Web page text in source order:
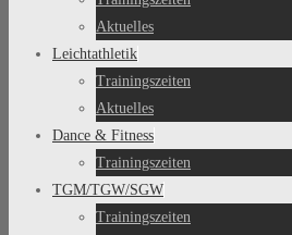
Aktuelles
Leichtathletik
Trainingszeiten
Aktuelles
Dance & Fitness
Trainingszeiten
TGM/TGW/SGW
Trainingszeiten